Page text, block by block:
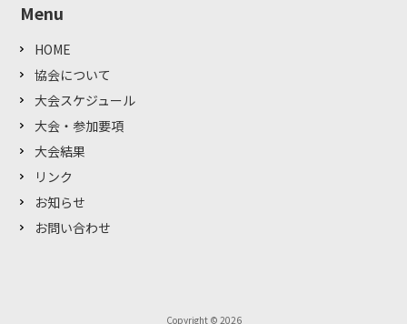
Menu
HOME
協会について
大会スケジュール
大会・参加要項
大会結果
リンク
お知らせ
お問い合わせ
Copyright © 2026